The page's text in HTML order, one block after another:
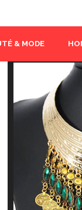
& MODE